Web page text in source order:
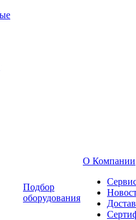
Подбор
оборудования
О Компании